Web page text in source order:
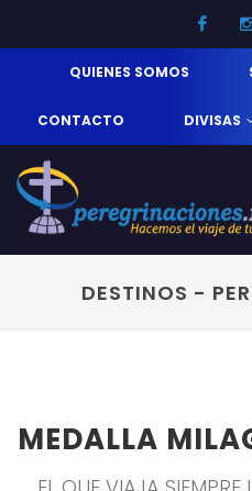
QUIENES SOMOS
CONTACTO DIVISAS
DESTINOS -
MEDALLA